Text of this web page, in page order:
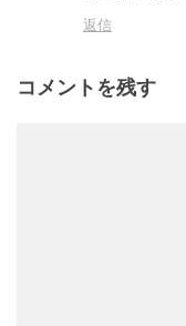
返信
コメントを残す